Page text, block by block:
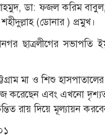
মাহমুদ, ডা: ফজল করিম
(ডোনার ) প্রমুখ।
ছাত্রলীগের সভাপতি
মা ও শিশু
করেছেন এবং এখনো
রায় দিয়ে মূল্যায়ন